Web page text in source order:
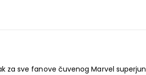
za sve fanove čuvenog Marvel